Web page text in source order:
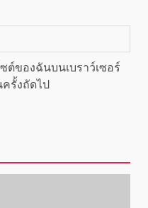
ต์ของฉันบนเบราว์เซอร์
รั้งถัดไป